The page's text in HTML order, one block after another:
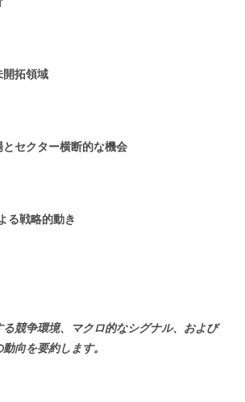
拓領域
セクター横断的な機会
る戦略的動き
競争環境、マクロ的なシグナル、および
向を要約します。